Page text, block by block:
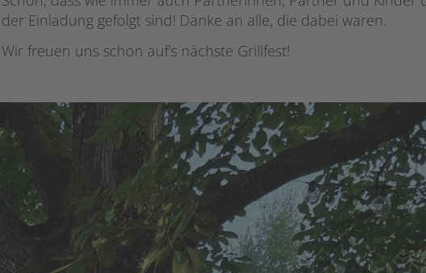
der Einladung gefolgt sind! Danke an alle, die dabei waren.
Wir freuen uns schon auf's nächste Grillfest!